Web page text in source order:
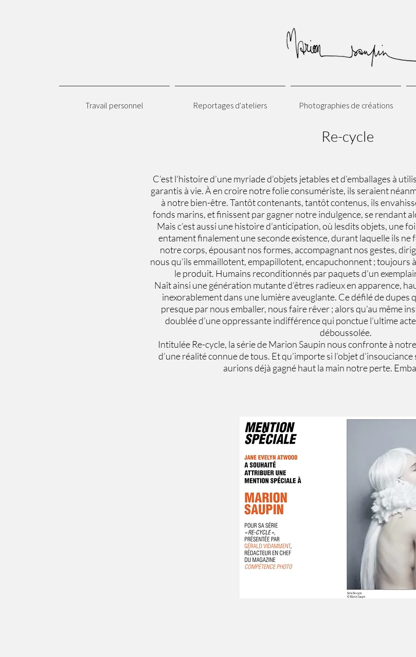
Re-cycle
C’est l’histoire d’une myriade d’objets jetables et d’emballages à
garantis à vie. À en croire notre folie consumériste, ils seraient
à notre bien-être. Tantôt contenants, tantôt contenus, ils
fonds marins, et finissent par gagner notre indulgence, se rendant
Mais c’est aussi une histoire d’anticipation, où lesdits objets, une
entament finalement une seconde existence, durant laquelle ils ne
notre corps, épousant nos formes, accompagnant nos gestes,
nous qu’ils emmaillotent, empapillotent, encapuchonnent ; toujours
le produit. Humains reconditionnés par paquets d’un
Naît ainsi une génération mutante d’êtres radieux en apparence,
inexorablement dans une lumière aveuglante. Ce défilé de dupes
presque par nous emballer, nous faire rêver ; alors qu’au même
doublée d’une oppressante indifférence qui ponctue l’ultime
déboussolée.
Intitulée Re-cycle, la série de Marion Saupin nous confronte à
d’une réalité connue de tous. Et qu’importe si l’objet
aurions déjà gagné haut la main notre perte.
Travail personnel Reportages d'ateliers Photographies de créations